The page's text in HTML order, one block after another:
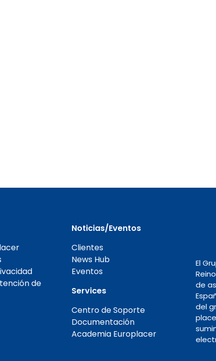
de
Noticias/Eventos
Clientes
News Hub
Eventos
Services
Centro de Soporte
Documentación
Academia Europlacer
El
de
del